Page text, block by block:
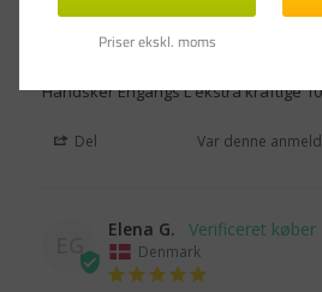
Funktion til en god pris
Handsker Engangs L ekstra kraftige
Del Var denne
Elena G.
Denmark
Priser ekskl. moms